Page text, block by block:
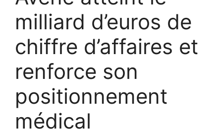
milliard d’euros de
chiffre d’affaires et
renforce son
positionnement
médical